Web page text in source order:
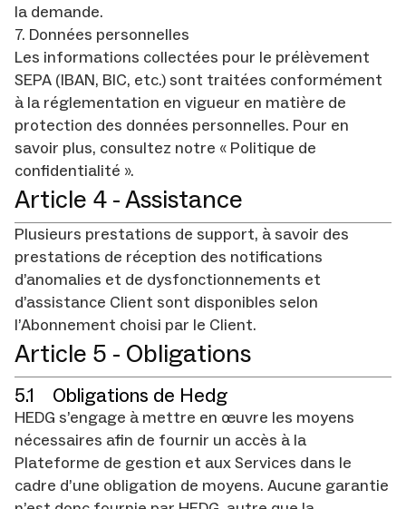
la demande.
7. Données personnelles
Les informations collectées pour le prélèvement
SEPA (IBAN, BIC, etc.) sont traitées conformément
à la réglementation en vigueur en matière de
protection des données personnelles. Pour en
savoir plus, consultez notre « Politique de
confidentialité ».
Article 4 - Assistance
Plusieurs prestations de support, à savoir des
prestations de réception des notifications
d’anomalies et de dysfonctionnements et
d’assistance Client sont disponibles selon
l’Abonnement choisi par le Client.
Article 5 - Obligations
5.1 Obligations de Hedg
HEDG s’engage à mettre en œuvre les moyens
nécessaires afin de fournir un accès à la
Plateforme de gestion et aux Services dans le
cadre d’une obligation de moyens. Aucune garantie